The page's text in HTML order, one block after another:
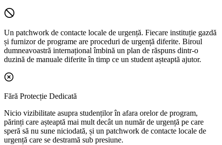
Un patchwork de contacte locale de urgență. Fiecare instituție gazdă
și furnizor de programe are proceduri de urgență diferite. Biroul
dumneavoastră internațional îmbină un plan de răspuns dintr-o
duzină de manuale diferite în timp ce un student așteaptă ajutor.
Fără Protecție Dedicată
Nicio vizibilitate asupra studenților în afara orelor de program,
părinți care așteaptă mai mult decât un număr de urgență pe care
speră să nu sune niciodată, și un patchwork de contacte locale de
urgență care se destramă sub presiune.